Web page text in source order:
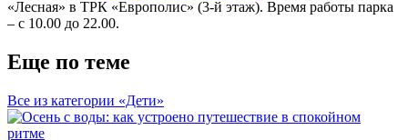
«Лесная» в ТРК «Европолис» (3-й этаж). Время работы парка
– с 10.00 до 22.00.
Еще по теме
Все из категории «Дети»